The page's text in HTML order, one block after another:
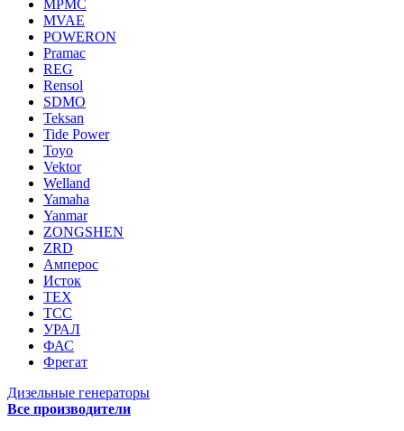
MPMC
MVAE
POWERON
Pramac
REG
Rensol
SDMO
Teksan
Tide Power
Toyo
Vektor
Welland
Yamaha
Yanmar
ZONGSHEN
ZRD
Амперос
Исток
ТЕХ
ТСС
УРАЛ
ФАС
Фрегат
Дизельные генераторы
Все производители